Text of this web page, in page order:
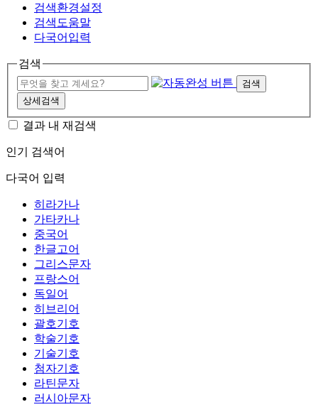
검색환경설정
검색도움말
다국어입력
검색
검색
상세검색
결과 내 재검색
인기 검색어
다국어 입력
히라가나
가타카나
중국어
한글고어
그리스문자
프랑스어
독일어
히브리어
괄호기호
학술기호
기술기호
첨자기호
라틴문자
러시아문자